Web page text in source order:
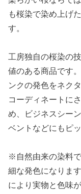
も桜染で染め上げ
す。
工房独自の桜染の
値のある商品です
ンクの発色をネク
コーディネートに
め、ビジネスシー
ベントなどにもピ
※自然由来の染料
細な発色になりま
により実物と色味